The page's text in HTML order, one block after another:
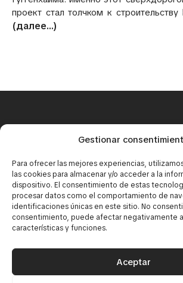
Gestionar
Para ofrecer las mejores experiencias,
las cookies para almacenar y/o acceder a la
dispositivo. El consentimiento de estas
procesar datos como el comportamiento de
identificaciones únicas en este sitio. No
consentimiento, puede afectar negativamente
características y funciones.
Aceptar
проект стал толчком к
(далее…)
+34 671 25 18 43
Политика конфиденциальности